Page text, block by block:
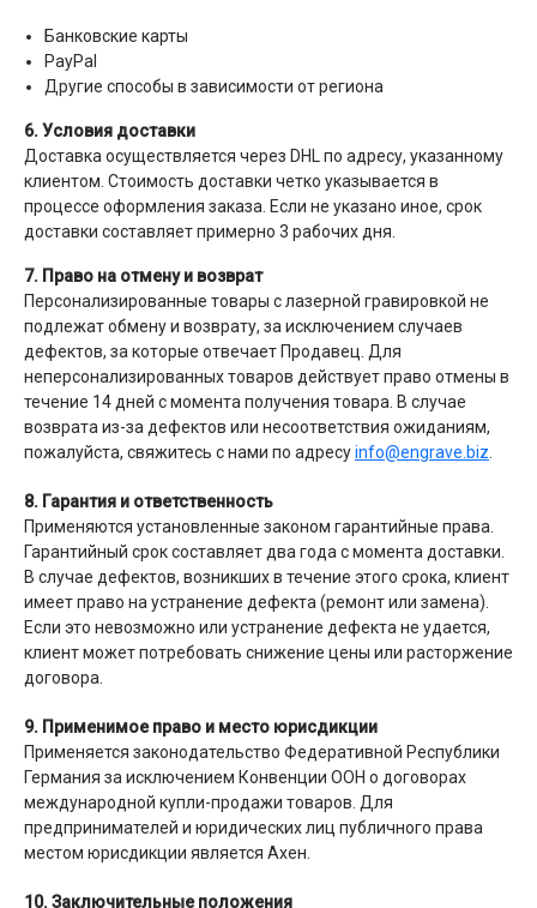
Банковские карты
PayPal
Другие способы в зависимости от региона
6. Условия доставки
Доставка осуществляется через DHL по адресу, указанному
клиентом. Стоимость доставки четко указывается в
процессе оформления заказа. Если не указано иное, срок
доставки составляет примерно 3 рабочих дня.
7. Право на отмену и возврат
Персонализированные товары с лазерной гравировкой не
подлежат обмену и возврату, за исключением случаев
дефектов, за которые отвечает Продавец. Для
неперсонализированных товаров действует право отмены в
течение 14 дней с момента получения товара. В случае
возврата из-за дефектов или несоответствия ожиданиям,
пожалуйста, свяжитесь с нами по адресуinfo@engrave.biz
8. Гарантия и ответственность
Применяются установленные законом гарантийные права.
Гарантийный срок составляет два года с момента доставки.
В случае дефектов, возникших в течение этого срока, клиент
имеет право на устранение дефекта (ремонт или замена).
Если это невозможно или устранение дефекта не удается,
клиент может потребовать снижение цены или расторжение
договора.
9. Применимое право и место юрисдикции
Применяется законодательство Федеративной Республики
Германия за исключением Конвенции ООН о договорах
международной купли-продажи товаров. Для
предпринимателей и юридических лиц публичного права
местом юрисдикции является Ахен.
10. Заключительные положения